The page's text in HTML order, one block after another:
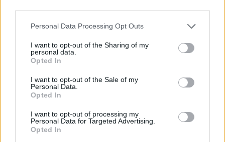
Personal Data Processing Opt Outs
I want to opt-out of the Sharing of my
personal data.
Opted In
I want to opt-out of the Sale of my
Personal Data.
Opted In
I want to opt-out of processing my
Personal Data for Targeted Advertising.
Opted In
hokej Piráti Chomutov
Radek Bělohlav
výhra